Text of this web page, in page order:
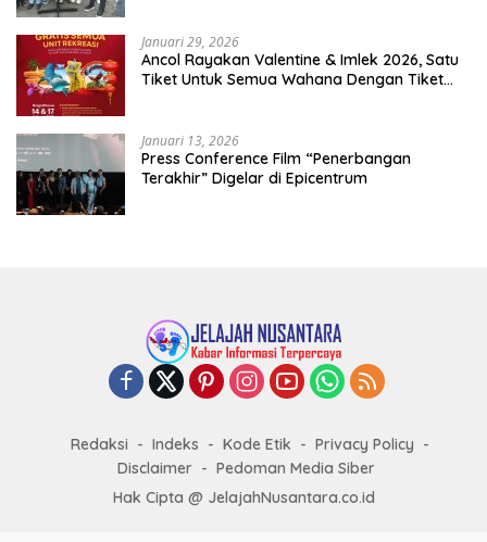
Januari 29, 2026
Ancol Rayakan Valentine & Imlek 2026, Satu
Tiket Untuk Semua Wahana Dengan Tiket
Januari 13, 2026
Press Conference Film “Penerbangan
Terakhir” Digelar di Epicentrum
Redaksi Indeks Kode Etik
Privacy Policy
Disclaimer
Pedoman Media Siber
Hak Cipta @ JelajahNusantara.co.id